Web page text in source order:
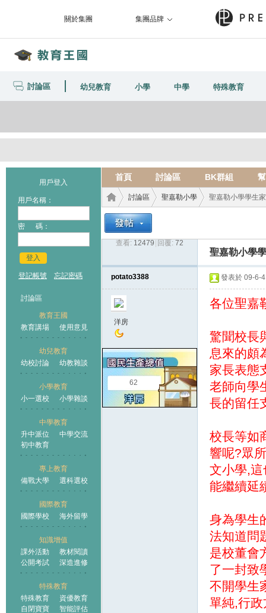
關於集團 集團品牌
討論區 幼兒教育 小學 中學 特殊教育
用戶登入
用戶名稱：
密 碼：
登入
登記帳號 忘記密碼
討論區
教育王國
教育講場
使用意見
幼兒教育
幼校討論
幼教雜談
小學教育
小一選校
小學雜談
中學教育
升中派位
中學交流
初中教育
專上教育
備戰大學
選科選校
國際教育
國際學校
海外留學
知識增值
課外活動
教材閱讀
公開考試
深造進修
特殊教育
特殊教育
資優教育
自閉寶寶
智能評估
首頁 討論區 BK群組
教育
王國
›
討論區
›
聖嘉勒小學 聖嘉勒小學學生
查看: 12479 回覆: 72
聖嘉勒小學
potato3388
洋房
62
發表於 09-6-
各位聖嘉
驚聞校長
息來的頗
家長表態
老師向學
長的留任
校長等如
響呢?眾
文小學,
能繼續延
身為學生
法知道問
是校董會
了一封致
不開學生
單純,行